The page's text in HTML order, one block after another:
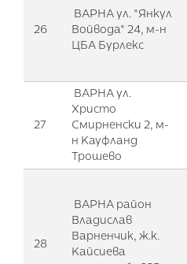
26
ВАРНА ул. "Янкул
Войвода" 24, м-н
ЦБА Бурлекс
27
ВАРНА ул.
Христо
Смирненски 2, м-
н Кауфланд
Трошево
28
ВАРНА район
Владислав
Варненчик, ж.к.
Кайсиева